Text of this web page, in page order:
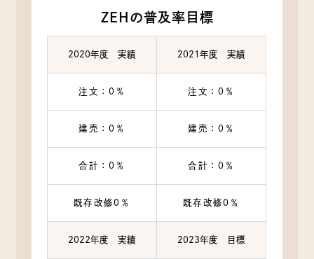
ZEHの普及率目標
2020年度 実績 2021年度 実績
注文：0％ 注文：0％
建売：0％ 建売：0％
合計：0％ 合計：0％
既存改修0％ 既存改修0％
2022年度 実績 2023年度 目標